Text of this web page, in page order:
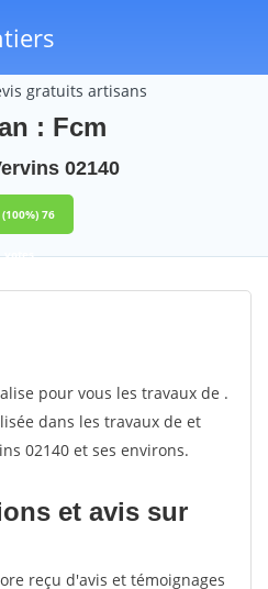
gratuits artisans
: Fcm
02140
(100%) 76
votes
pour vous les travaux de .
dans les travaux de et
02140 et ses environs.
et avis sur
reçu d'avis et témoignages